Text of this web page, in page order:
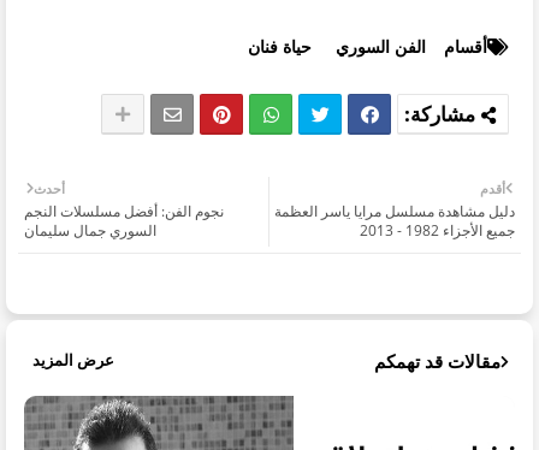
أقسام الفن السوري حياة فنان
أحدث
نجوم الفن: أفضل مسلسلات النجم
السوري جمال سليمان
أقدم
دليل مشاهدة مسلسل مرايا ياسر العظمة
جميع الأجزاء 1982 - 2013
مقالات قد تهمكم عرض المزيد